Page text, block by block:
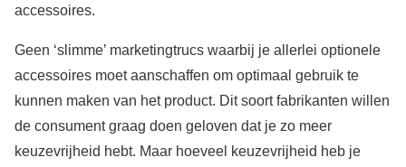
accessoires.
Geen ‘slimme’ marketingtrucs waarbij je allerlei optionele
accessoires moet aanschaffen om optimaal gebruik te
kunnen maken van het product. Dit soort fabrikanten willen
de consument graag doen geloven dat je zo meer
keuzevrijheid hebt. Maar hoeveel keuzevrijheid heb je